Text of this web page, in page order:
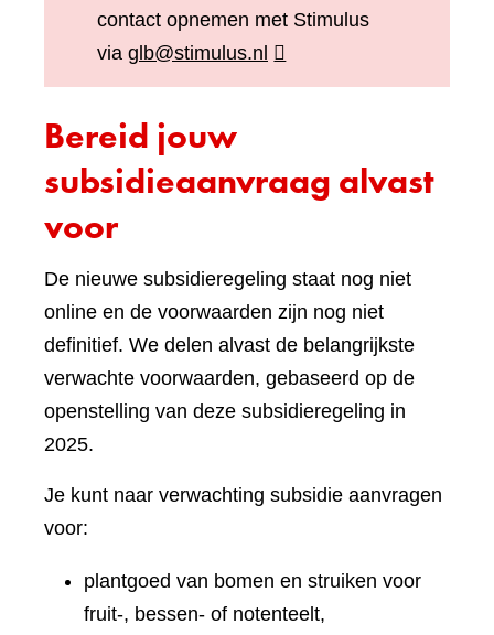
contact opnemen met Stimulus
via glb@stimulus.nl
Bereid jouw
subsidieaanvraag alvast
voor
De nieuwe subsidieregeling staat nog niet
online en de voorwaarden zijn nog niet
definitief. We delen alvast de belangrijkste
verwachte voorwaarden, gebaseerd op de
openstelling van deze subsidieregeling in
2025.
Je kunt naar verwachting subsidie aanvragen
voor:
plantgoed van bomen en struiken voor
fruit-, bessen- of notenteelt,